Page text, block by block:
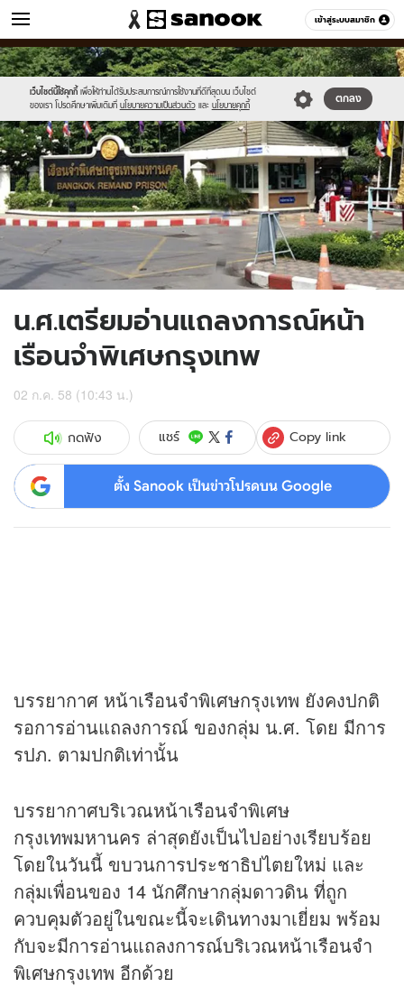
เข้าสู่ระบบสมาชิก
ข่าว หมวดอื่นๆ
เว็บไซต์นี้ใช้คุกกี้ เพื่อให้ท่านได้รับประสบการณ์การใช้งานที่ดีที่สุดบน เว็บไซต์
ของเรา โปรดศึกษาเพิ่มเติมที่ นโยบายความเป็นส่วนตัว และ นโยบายคุกกี้
ตกลง
Sanook
//s.isanook.com/sr/0/images/logo-
new-
sanook.png
600
60
//s.isanook.com/ns/0/ud/364/1822410/628917-
01.jpg
น.ศ.เตรียมอ่านแถลงการณ์หน้า
เรือนจำพิเศษกรุงเทพ
02 ก.ค. 58 (10:43 น.)
กดฟัง แชร์ Copy link
ตั้ง Sanook เป็นข่าวโปรดบน Google
บรรยากาศ หน้าเรือนจำพิเศษกรุงเทพ ยังคงปกติ
รอการอ่านแถลงการณ์ ของกลุ่ม น.ศ. โดย มีการ
รปภ. ตามปกติเท่านั้น
บรรยากาศบริเวณหน้าเรือนจำพิเศษ
กรุงเทพมหานคร ล่าสุดยังเป็นไปอย่างเรียบร้อย
โดยในวันนี้ ขบวนการประชาธิปไตยใหม่ และ
กลุ่มเพื่อนของ 14 นักศึกษากลุ่มดาวดิน ที่ถูก
ควบคุมตัวอยู่ในขณะนี้จะเดินทางมาเยี่ยม พร้อม
กับจะมีการอ่านแถลงการณ์บริเวณหน้าเรือนจำ
พิเศษกรุงเทพ อีกด้วย